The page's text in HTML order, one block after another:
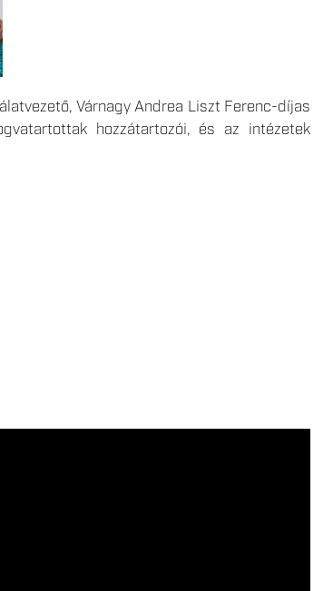
Várnagy Andrea Liszt Ferenc-díjas
hozzátartozói, és az intézetek